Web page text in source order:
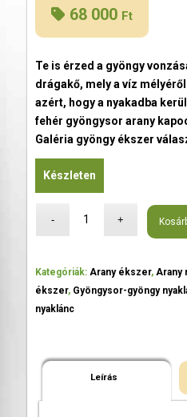
68 000 Ft
Te is érzed a gyöngy
drágakő, mely a víz
azért, hogy a nyakadba
fehér gyöngysor arany
Galéria gyöngy ékszer
Készleten
Kategóriák: Arany ékszer, Arany
ékszer, Gyöngysor-gyöngy
nyaklánc
Leírás